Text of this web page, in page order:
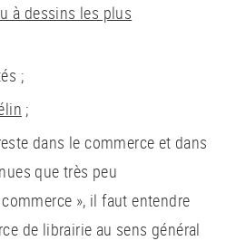
à dessins les plus
;
;
dans le commerce et dans
que très peu
commerce », il faut entendre
de librairie au sens général